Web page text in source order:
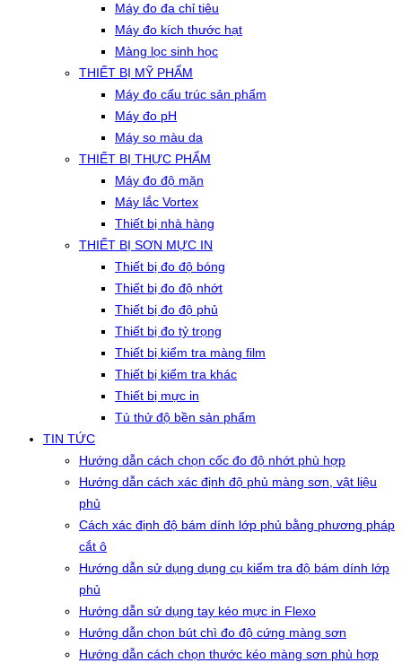
Máy đo đa chỉ tiêu
Máy đo kích thước hạt
Màng lọc sinh học
THIẾT BỊ MỸ PHẨM
Máy đo cấu trúc sản phẩm
Máy đo pH
Máy so màu da
THIẾT BỊ THỰC PHẨM
Máy đo độ mặn
Máy lắc Vortex
Thiết bị nhà hàng
THIẾT BỊ SƠN MỰC IN
Thiết bị đo độ bóng
Thiết bị đo độ nhớt
Thiết bị đo độ phủ
Thiết bị đo tỷ trọng
Thiết bị kiểm tra màng film
Thiết bị kiểm tra khác
Thiết bị mực in
Tủ thử độ bền sản phẩm
TIN TỨC
Hướng dẫn cách chọn cốc đo độ nhớt phù hợp
Hướng dẫn cách xác định độ phủ màng sơn, vật liệu
phủ
Cách xác định độ bám dính lớp phủ bằng phương pháp
cắt ô
Hướng dẫn sử dụng dụng cụ kiểm tra độ bám dính lớp
phủ
Hướng dẫn sử dụng tay kéo mực in Flexo
Hướng dẫn chọn bút chì đo độ cứng màng sơn
Hướng dẫn cách chọn thước kéo màng sơn phù hợp